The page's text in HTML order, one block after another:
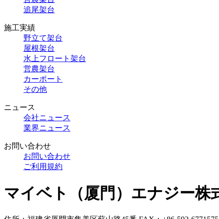
追尾架台
施工実績
野立て架台
屋根架台
水上フロート架台
営農架台
カーポート
その他
ニュース
会社ニュース
業界ニュース
お問い合わせ
お問い合わせ
ご利用規約
マイベト（厦門）エナジー株